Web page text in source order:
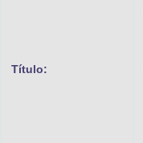
Título: